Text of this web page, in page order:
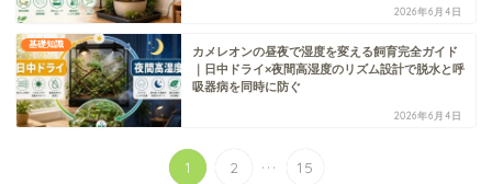
2026年6月4日
基礎知識
カメレオンの昼夜で湿度を変える飼育完全ガイド
｜日中ドライ×夜間高湿度のリズム設計で脱水と呼
吸器病を同時に防ぐ
2026年6月4日
1 2 ... 15